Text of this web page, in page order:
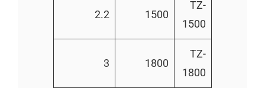
1500
1500
1800
1800